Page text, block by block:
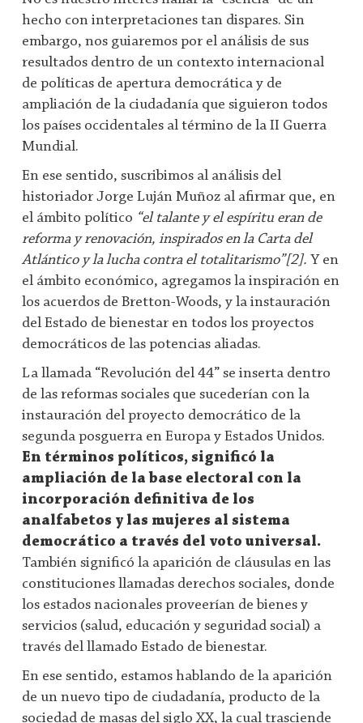
hecho con interpretaciones tan dispares. Sin
embargo, nos guiaremos por el análisis de sus
resultados dentro de un contexto internacional
de políticas de apertura democrática y de
ampliación de la ciudadanía que siguieron todos
los países occidentales al término de la II Guerra
Mundial.
En ese sentido, suscribimos al análisis del
historiador Jorge Luján Muñoz al afirmar que, en
el ámbito político “el talante y el espíritu eran de
reforma y renovación, inspirados en la Carta del
Atlántico y la lucha contra el totalitarismo”[2]. Y en
el ámbito económico, agregamos la inspiración en
los acuerdos de Bretton-Woods, y la instauración
del Estado de bienestar en todos los proyectos
democráticos de las potencias aliadas.
La llamada “Revolución del 44” se inserta dentro
de las reformas sociales que sucederían con la
instauración del proyecto democrático de la
segunda posguerra en Europa y Estados Unidos.
En términos políticos, significó la
ampliación de la base electoral con la
incorporación definitiva de los
analfabetos y las mujeres al sistema
democrático a través del voto universal.
También significó la aparición de cláusulas en las
constituciones llamadas derechos sociales, donde
los estados nacionales proveerían de bienes y
servicios (salud, educación y seguridad social) a
través del llamado Estado de bienestar.
En ese sentido, estamos hablando de la aparición
de un nuevo tipo de ciudadanía, producto de la
sociedad de masas del siglo XX, la cual trasciende